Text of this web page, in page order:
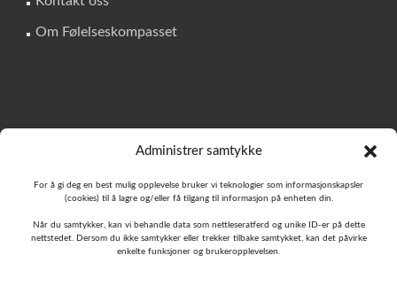
Administrer samtykke
For å gi deg en best mulig opplevelse bruker vi teknologier som informasjonskapsler
(cookies) til å lagre og/eller få tilgang til informasjon på enheten din.
Når du samtykker, kan vi behandle data som nettleseratferd og unike ID-er på dette
nettstedet. Dersom du ikke samtykker eller trekker tilbake samtykket, kan det påvirke
enkelte funksjoner og brukeropplevelsen.
Om Følelseskompasset